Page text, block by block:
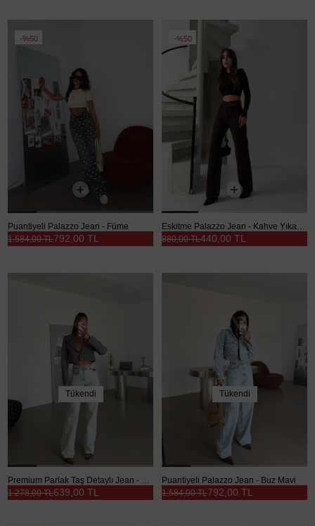
%50
Puantiyeli Palazzo Jean - Füme
792,00 TL
1.584,00 TL
%50
Eskitme Palazzo Jean - Kahve Yıkama
440,00 TL
880,00 TL
Tükendi
639,00 TL
1.278,00 TL
Tükendi
Puantiyeli Palazzo Jean - Buz Mavi
792,00 TL
1.584,00 TL